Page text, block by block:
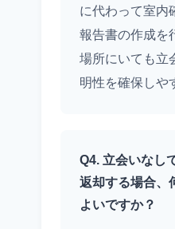
に代わって室内
報告書の作成を
場所にいても立
明性を確保しや
Q4. 立会いなし
返却する場合、
よいですか？